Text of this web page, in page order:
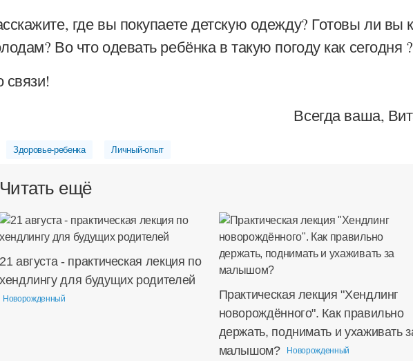
где вы покупаете детскую одежду? Готовы ли вы
Во что одевать ребёнка в такую погоду как сегодня ?
связи!
Всегда ваша,
Здоровье-ребенка Личный-опыт
Читать ещё
21 августа - практическая лекция по
хендлингу для будущих родителей
Новорожденный
Практическая лекция "Хендлинг
новорождённого". Как правильно
держать, поднимать и ухаживать
малышом?
Новорожденный